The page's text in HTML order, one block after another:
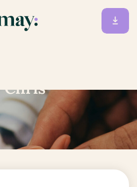
Chris